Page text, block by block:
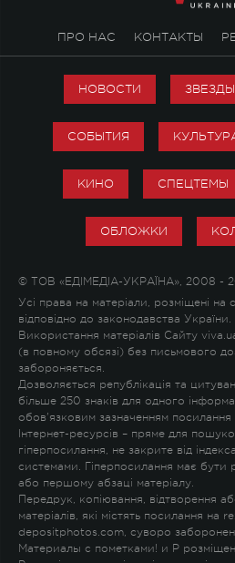
ПРО НАС КОНТАКТЫ
НОВОСТИ ЗВЕЗДЫ
СОБЫТИЯ
КИНО СПЕЦТЕМЫ
ОБЛОЖКИ
© ТОВ «ЕДІМЕДІА-УКРАЇНА», 2008 -
Усі права на матеріали, розміщені на
відповідно до законодавства України.
Використання матеріалів Сайту
(в повному обсязі) без письмового
забороняється.
Дозволяється републікація та
більше 250 знаків для одного
обов'язковим зазначенням
Інтернет-ресурсів – пряме для
гіперпосилання, не закрите від
системами. Гіперпосилання має бути
або першому абзаці матеріалу.
Передрук, копіювання, відтворення
матеріалів, які містять посилання на
depositphotos.com, суворо
Материалы с пометками! и P